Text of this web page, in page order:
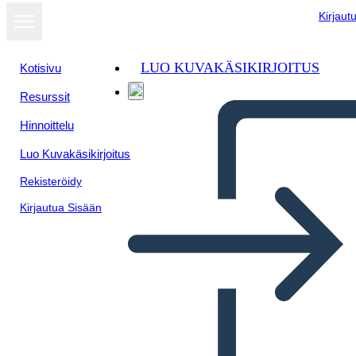
Kotisivu
Resurssit
Hinnoittelu
Luo Kuvakäsikirjoitus
Rekisteröidy
Kirjautua Sisään
LUO KUVAKÄSIKIRJOITUS